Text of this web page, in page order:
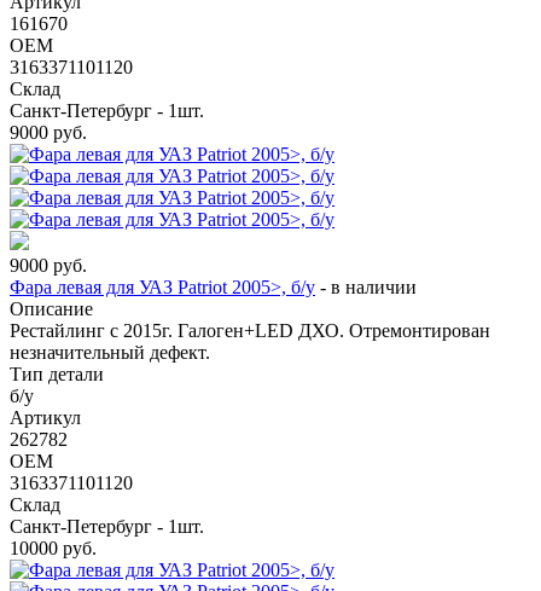
161670
OEM
3163371101120
Склад
Санкт-Петербург - 1шт.
9000 руб.
9000 руб.
Фара левая для УАЗ Patriot 2005>, б/у - в наличии
Описание
Рестайлинг с 2015г. Галоген+LED ДХО. Отремонтирован
незначительный дефект.
Тип детали
б/у
Артикул
262782
OEM
3163371101120
Склад
Санкт-Петербург - 1шт.
10000 руб.